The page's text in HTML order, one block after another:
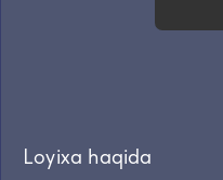
Loyixa haqida